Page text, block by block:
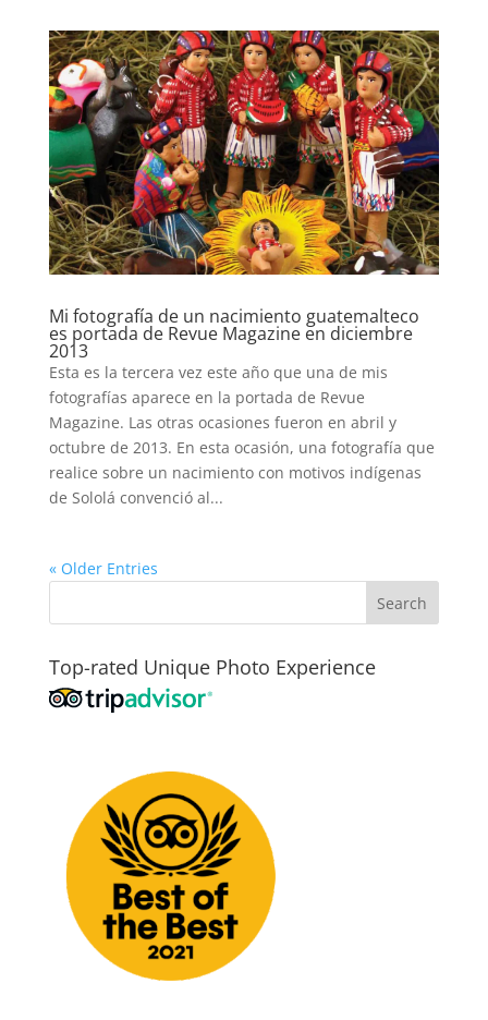
Mi fotografía de un nacimiento guatemalteco
es portada de Revue Magazine en diciembre
2013
Esta es la tercera vez este año que una de mis
fotografías aparece en la portada de Revue
Magazine. Las otras ocasiones fueron en abril y
octubre de 2013. En esta ocasión, una fotografía que
realice sobre un nacimiento con motivos indígenas
de Sololá convenció al...
« Older Entries
Top-rated Unique Photo Experience